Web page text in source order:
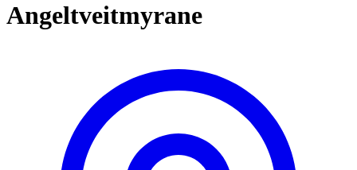
Angeltveitmyrane